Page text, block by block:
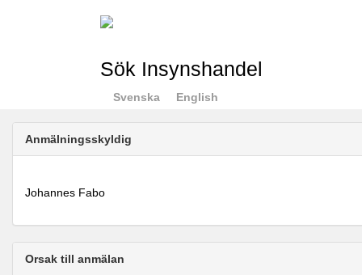
Sök Insynshandel
Svenska English
Anmälningsskyldig
Johannes Fabo
Orsak till anmälan